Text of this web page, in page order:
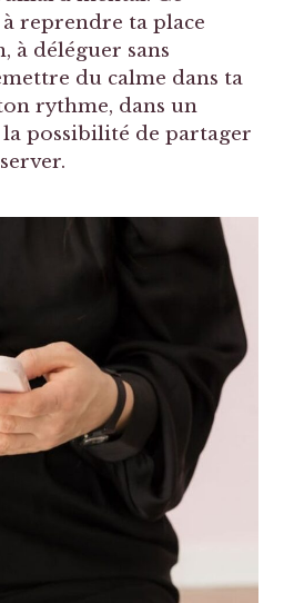
reprendre ta place
à déléguer sans
du calme dans ta
rythme, dans un
la possibilité de partager